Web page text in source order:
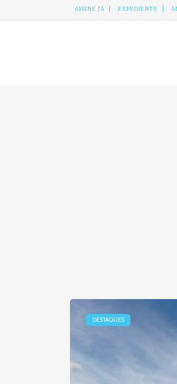
ASSINE JÁ EXPEDIENTE
DESTAQUES